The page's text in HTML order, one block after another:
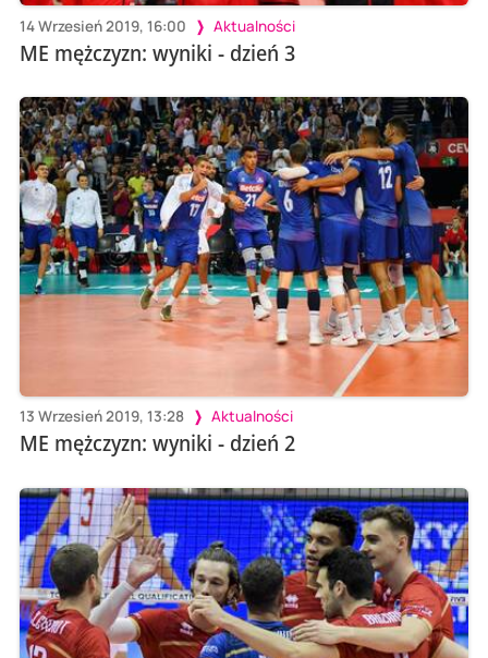
14 Wrzesień 2019, 16:00 Aktualności
ME mężczyzn: wyniki - dzień 3
13 Wrzesień 2019, 13:28 Aktualności
ME mężczyzn: wyniki - dzień 2